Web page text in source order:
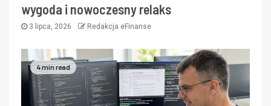
wygoda i nowoczesny relaks
3 lipca, 2026 Redakcja eFinanse
4 min read